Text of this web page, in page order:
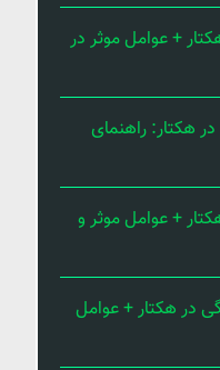
+ عوامل موثر در
هکتار: راهنمای
+ عوامل موثر و
در هکتار + عوامل